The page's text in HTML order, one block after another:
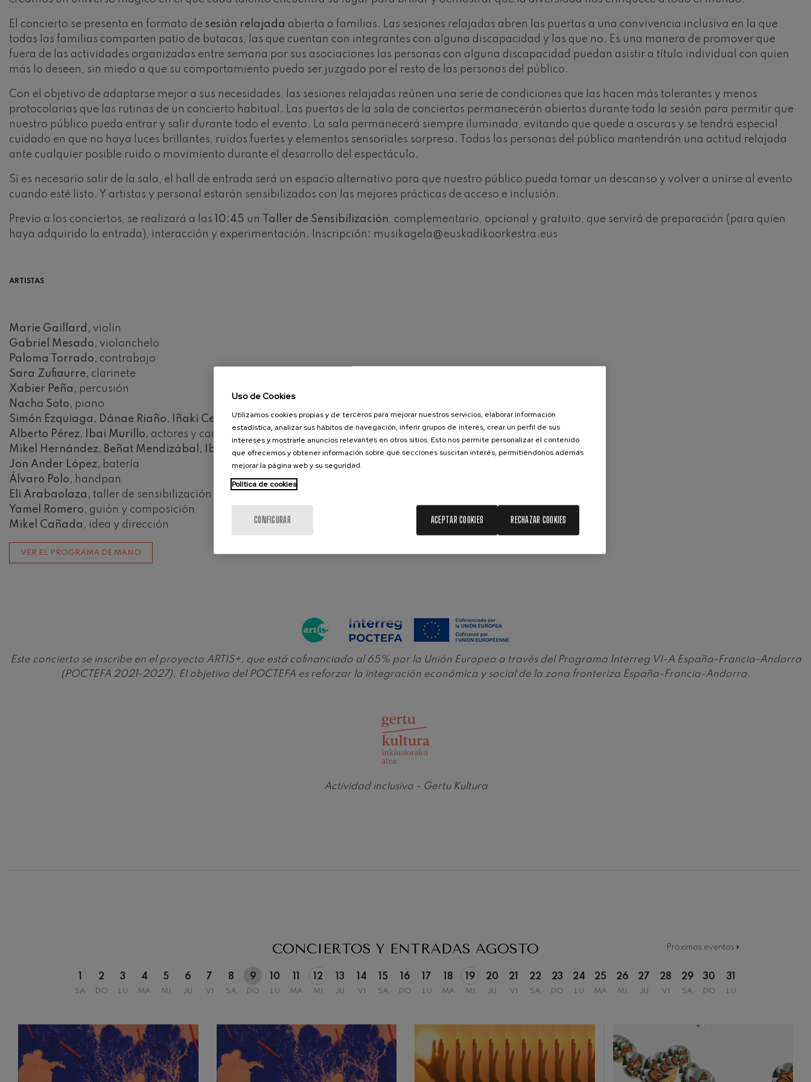
El concierto se presenta en formato de sesión relajada abierta a familias. Las sesiones relajadas abren las puertas a una convivencia inclusiva en la que
todas las familias comparten patio de butacas, las que cuentan con integrantes con alguna discapacidad y las que no. Es una manera de promover que
fuera de las actividades organizadas entre semana por sus asociaciones las personas con alguna discapacidad puedan asistir a título individual con quien
más lo deseen, sin miedo a que su comportamiento pueda ser juzgado por el resto de las personas del público.
Con el objetivo de adaptarse mejor a sus necesidades, las sesiones relajadas reúnen una serie de condiciones que las hacen más tolerantes y menos
protocolarias que las rutinas de un concierto habitual. Las puertas de la sala de conciertos permanecerán abiertas durante toda la sesión para permitir que
nuestro público pueda entrar y salir durante todo el evento. La sala permanecerá siempre iluminada, evitando que quede a oscuras y se tendrá especial
cuidado en que no haya luces brillantes, ruidos fuertes y elementos sensoriales sorpresa. Todas las personas del público mantendrán una actitud relajada
ante cualquier posible ruido o movimiento durante el desarrollo del espectáculo.
Si es necesario salir de la sala, el hall de entrada será un espacio alternativo para que nuestro público pueda tomar un descanso y volver a unirse al evento
cuando esté listo. Y artistas y personal estarán sensibilizados con las mejores prácticas de acceso e inclusión.
Previo a los conciertos, se realizará a las 10:45 un Taller de Sensibilización, complementario, opcional y gratuito, que servirá de preparación (para quien
haya adquirido la entrada), interacción y experimentación. Inscripción: musikagela@euskadikoorkestra.eus
ARTISTAS
Marie Gaillard, violín
Gabriel Mesado, violonchelo
Paloma Torrado, contrabajo
Sara Zufiaurre, clarinete
Xabier Peña, percusión
Nacho Soto, piano
Simón Ezquiaga, Dánae Riaño, Iñaki Cepas,canto
Alberto Pérez,
Ibai Murillo, actores y cantantes
Mikel Hernández, Beñat Mendizábal, Ibai Mendizábal, Xabier Solano,baile
Jon Ander López, batería
Álvaro Polo, handpan
Eli Arabaolaza, taller de sensibilización
Yamel Romero, guión y composición
Mikel Cañada, idea y dirección
VER EL PROGRAMA DE MANO
Este concierto se inscribe en el proyecto ARTIS+, que está cofinanciado al 65% por la Unión Europea a través del Programa Interreg VI-A España-Francia-Andorra
(POCTEFA 2021-2027). El objetivo del POCTEFA es reforzar la integración económica y social de la zona fronteriza España-Francia-Andorra.
Actividad inclusiva - Gertu Kultura
Próximos eventos
CONCIERTOS Y ENTRADAS AGOSTO
1
SA
2
DO
3
LU
4
MA
5
MI
6
JU
7
VI
8
SA
9
DO
10
LU
11
MA
12
MI
13
JU
14
VI
15
SA
16
DO
17
LU
18
MA
19
MI
20
JU
21
VI
22
SA
23
DO
24
LU
25
MA
26
MI
27
JU
28
VI
29
SA
30
DO
31
LU
Robert Schumann
Gabriel Fauré: Pelléas et Mélisande
Gabriel Fauré
Franz Schubert: Sinfonía nº9, 'La grande'
Wolfgang Amadeus Mozart: Concierto para
Wolfgang Amadeus Mozart
Uso de Cookies
Utilizamos cookies propias y de terceros para mejorar nuestros servicios, elaborar información
estadística, analizar sus hábitos de navegación, inferir grupos de interés, crear un perfil de sus
intereses y mostrarle anuncios relevantes en otros sitios. Esto nos permite personalizar el contenido
que ofrecemos y obtener información sobre qué secciones suscitan interés, permitiéndonos además
mejorar la página web y su seguridad.
Política de cookies
CONFIGURAR RECHAZAR COOKIES
ACEPTAR COOKIES